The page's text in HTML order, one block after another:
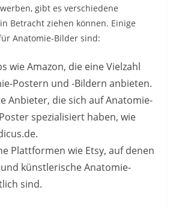
gibt es verschiedene
Betracht ziehen können. Einige
Anatomie-Bilder sind:
wie Amazon, die eine Vielzahl
Postern und -Bildern anbieten.
Anbieter, die sich auf Anatomie-
spezialisiert haben, wie
Plattformen wie Etsy, auf denen
künstlerische Anatomie-
sind.